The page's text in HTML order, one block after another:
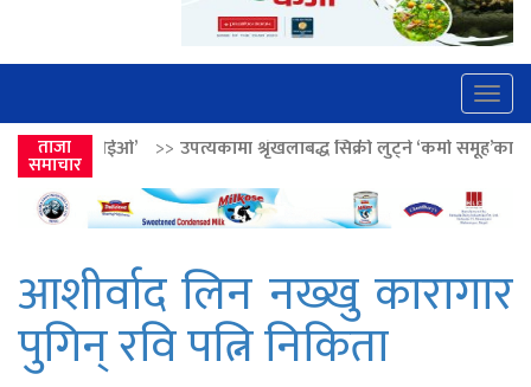
ताजा
समाचार
उपत्यकामा श्रृंखलाबद्ध सिक्री लुट्ने ‘कर्मा समूह’का नाइकेसहित पाँच पक्राउ
आशीर्वाद लिन नख्खु कारागार
पुगिन् रवि पत्नि निकिता